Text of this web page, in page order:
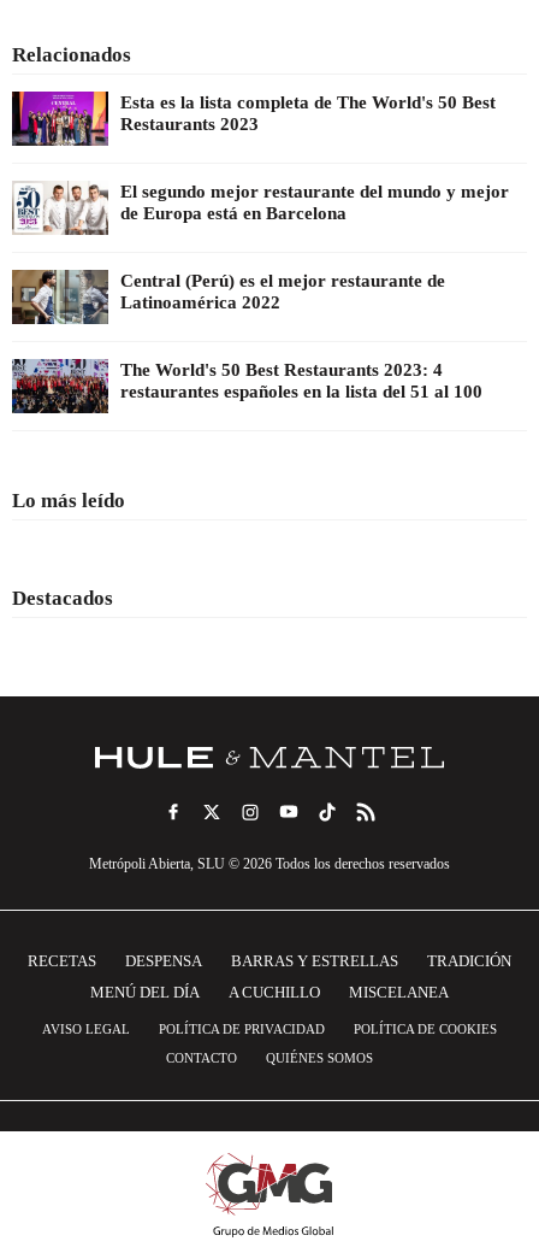
Relacionados
Esta es la lista completa de The World's 50 Best
Restaurants 2023
El segundo mejor restaurante del mundo y mejor
de Europa está en Barcelona
Central (Perú) es el mejor restaurante de
Latinoamérica 2022
The World's 50 Best Restaurants 2023: 4
restaurantes españoles en la lista del 51 al 100
Lo más leído
Destacados
Metrópoli Abierta, SLU © 2026 Todos los derechos reservados
RECETAS DESPENSA BARRAS Y ESTRELLAS
TRADICIÓN
MENÚ DEL DÍA
A CUCHILLO MISCELANEA
AVISO LEGAL POLÍTICA DE PRIVACIDAD
POLÍTICA DE COOKIES
CONTACTO
QUIÉNES SOMOS